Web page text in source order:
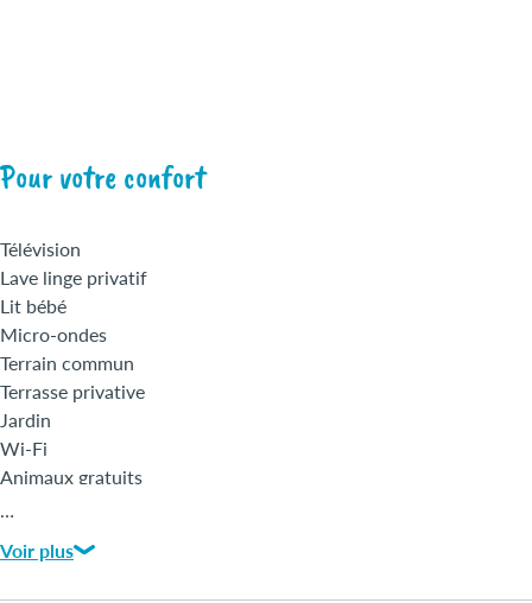
Pour votre confort
Télévision
Lave linge privatif
Lit bébé
Micro-ondes
Terrain commun
Terrasse privative
Jardin
Wi-Fi
Animaux gratuits
…
Voir plus